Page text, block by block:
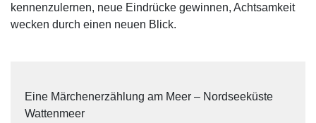
kennenzulernen, neue Eindrücke gewinnen, Achtsamkeit
wecken durch einen neuen Blick.
Eine Märchenerzählung am Meer – Nordseeküste
Wattenmeer